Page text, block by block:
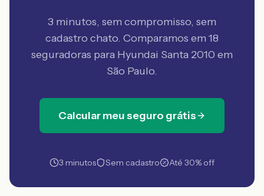
3 minutos, sem compromisso, sem
cadastro chato. Comparamos em 18
seguradoras para Hyundai Santa 2010 em
São Paulo.
Calcular meu seguro grátis
3 minutos Sem cadastro Até 30% off